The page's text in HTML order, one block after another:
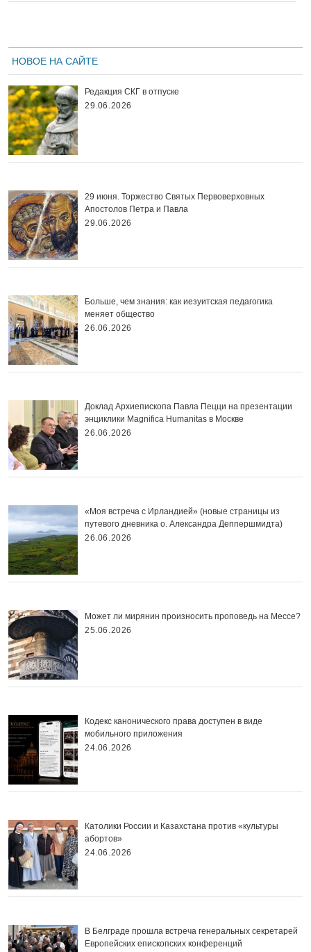
НОВОЕ НА САЙТЕ
Редакция СКГ в отпуске
29.06.2026
29 июня. Торжество Святых Первоверховных
Апостолов Петра и Павла
29.06.2026
Больше, чем знания: как иезуитская педагогика
меняет общество
26.06.2026
Доклад Архиепископа Павла Пецци на презентации
энциклики Magnifica Нumanitas в Москве
26.06.2026
«Моя встреча с Ирландией» (новые страницы из
путевого дневника о. Александра Деппершмидта)
26.06.2026
Может ли мирянин произносить проповедь на Мессе?
25.06.2026
Кодекс канонического права доступен в виде
мобильного приложения
24.06.2026
Католики России и Казахстана против «культуры
абортов»
24.06.2026
В Белграде прошла встреча генеральных секретарей
Европейских епископских конференций